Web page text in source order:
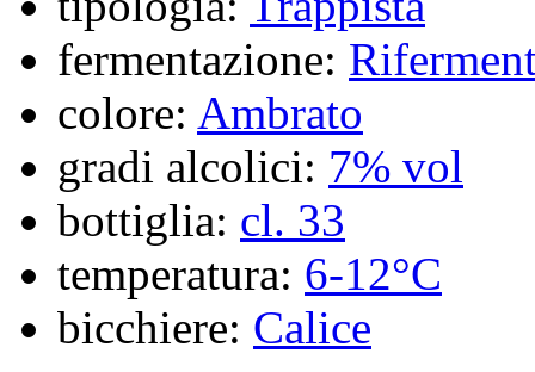
fermentazione:
colore: Ambrato
gradi alcolici: 7% vol
bottiglia: cl. 33
temperatura: 6-12°C
bicchiere: Calice